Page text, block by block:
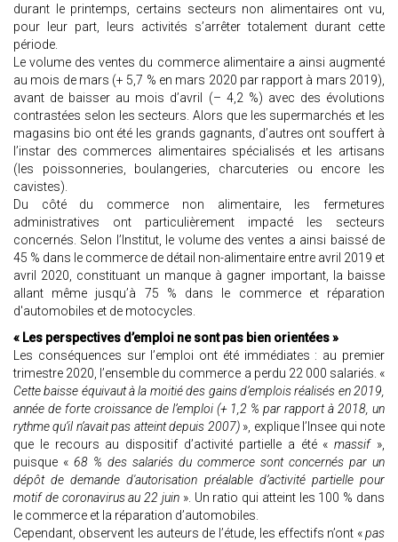
durant le printemps, certains secteurs non alimentaires ont vu,
pour leur part, leurs activités s’arrêter totalement durant cette
période.
Le volume des ventes du commerce alimentaire a ainsi augmenté
au mois de mars (+ 5,7 % en mars 2020 par rapport à mars 2019),
avant de baisser au mois d’avril (– 4,2 %) avec des évolutions
contrastées selon les secteurs. Alors que les supermarchés et les
magasins bio ont été les grands gagnants, d’autres ont souffert à
l’instar des commerces alimentaires spécialisés et les artisans
(les poissonneries, boulangeries, charcuteries ou encore les
cavistes).
Du côté du commerce non alimentaire, les fermetures
administratives ont particulièrement impacté les secteurs
concernés. Selon l’Institut, le volume des ventes a ainsi baissé de
45 % dans le commerce de détail non-alimentaire entre avril 2019 et
avril 2020, constituant un manque à gagner important, la baisse
allant même jusqu’à 75 % dans le commerce et réparation
d'automobiles et de motocycles.
« Les perspectives d’emploi ne sont pas bien orientées »
Les conséquences sur l’emploi ont été immédiates : au premier
trimestre 2020, l’ensemble du commerce a perdu 22 000 salariés. «
Cette baisse équivaut à la moitié des gains d’emplois réalisés en 2019,
année de forte croissance de l’emploi (+ 1,2 % par rapport à 2018, un
rythme qu’il n’avait pas atteint depuis 2007)», explique l’Insee qui note
que le recours au dispositif d’activité partielle a été «massif »,
puisque « 68 % des salariés du commerce sont concernés par un
dépôt de demande d'autorisation préalable d’activité partielle pour
motif de coronavirus au 22 juin». Un ratio qui atteint les 100 % dans
le commerce et la réparation d’automobiles.
Cependant, observent les auteurs de l’étude, les effectifs n’ont «pas